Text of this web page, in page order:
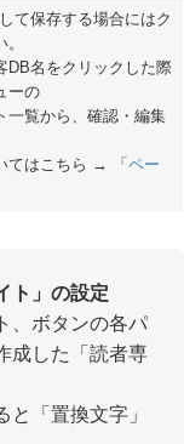
て保存する場合にはク
DB名をクリックした際
ーの
一覧から、確認・編集
てはこちら → 「 ペー
ト」の設定
、ボタンの各パ
成した「読者専
「置換文字」